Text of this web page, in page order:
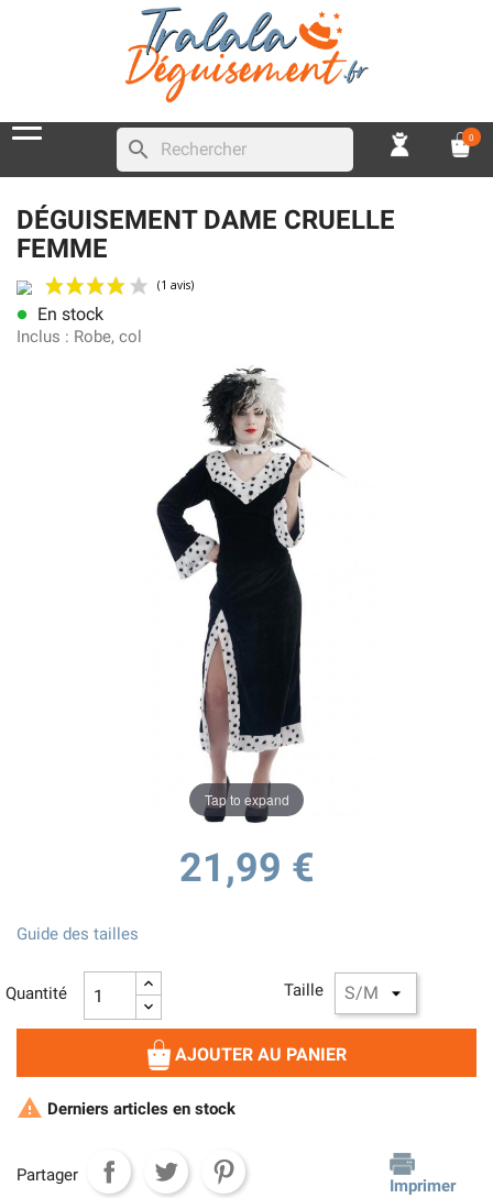
search 0
DÉGUISEMENT DAME CRUELLE
FEMME
lens En stock
Inclus : Robe, col
Tap to expand
21,99 €
Taille
Guide des tailles
Quantité
AJOUTER AU PANIER
 Derniers articles en stock
Partager
Imprimer